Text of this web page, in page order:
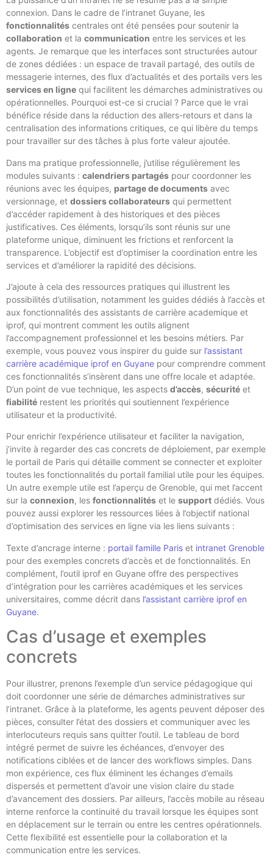
connexion. Dans le cadre de l’intranet Guyane, les
fonctionnalités centrales ont été pensées pour soutenir la
collaboration et la communication entre les services et les
agents. Je remarque que les interfaces sont structurées autour
de zones dédiées : un espace de travail partagé, des outils de
messagerie internes, des flux d’actualités et des portails vers les
services en ligne qui facilitent les démarches administratives ou
opérationnelles. Pourquoi est-ce si crucial ? Parce que le vrai
bénéfice réside dans la réduction des allers-retours et dans la
centralisation des informations critiques, ce qui libère du temps
pour travailler sur des tâches à plus forte valeur ajoutée.
Dans ma pratique professionnelle, j’utilise régulièrement les
modules suivants : calendriers partagés pour coordonner les
réunions avec les équipes, partage de documents avec
versionnage, et dossiers collaborateurs qui permettent
d’accéder rapidement à des historiques et des pièces
justificatives. Ces éléments, lorsqu’ils sont réunis sur une
plateforme unique, diminuent les frictions et renforcent la
transparence. L’objectif est d’optimiser la coordination entre les
services et d’améliorer la rapidité des décisions.
J’ajoute à cela des ressources pratiques qui illustrent les
possibilités d’utilisation, notamment les guides dédiés à l’accès et
aux fonctionnalités des assistants de carrière academique et
iprof, qui montrent comment les outils alignent
l’accompagnement professionnel et les besoins métiers. Par
exemple, vous pouvez vous inspirer du guide sur l’assistant
carrière académique iprof en Guyane pour comprendre comment
ces fonctionnalités s’insèrent dans une offre locale et adaptée.
D’un point de vue technique, les aspects d’accès, sécurité et
fiabilité restent les priorités qui soutiennent l’expérience
utilisateur et la productivité.
Pour enrichir l’expérience utilisateur et faciliter la navigation,
j’invite à regarder des cas concrets de déploiement, par exemple
le portail de Paris qui détaille comment se connecter et exploiter
toutes les fonctionnalités du portail familial utile pour les équipes.
Un autre exemple utile est l’aperçu de Grenoble, qui met l’accent
sur la connexion, les fonctionnalités et le support dédiés. Vous
pouvez aussi explorer les ressources liées à l’objectif national
d’optimisation des services en ligne via les liens suivants :
Texte d’ancrage interne : portail famille Paris et intranet Grenoble
pour des exemples concrets d’accès et de fonctionnalités. En
complément, l’outil iprof en Guyane offre des perspectives
d’intégration pour les carrières académiques et les services
universitaires, comme décrit dans l’assistant carrière iprof en
Guyane.
Cas d’usage et exemples
concrets
Pour illustrer, prenons l’exemple d’un service pédagogique qui
doit coordonner une série de démarches administratives sur
l’intranet. Grâce à la plateforme, les agents peuvent déposer des
pièces, consulter l’état des dossiers et communiquer avec les
interlocuteurs requis sans quitter l’outil. Le tableau de bord
intégré permet de suivre les échéances, d’envoyer des
notifications ciblées et de lancer des workflows simples. Dans
mon expérience, ces flux éliminent les échanges d’emails
dispersés et permettent d’avoir une vision claire du stade
d’avancement des dossiers. Par ailleurs, l’accès mobile au réseau
interne renforce la continuité du travail lorsque les équipes sont
en déplacement sur le terrain ou entre les centres opérationnels.
Cette flexibilité est essentielle pour la collaboration et la
communication entre les services.